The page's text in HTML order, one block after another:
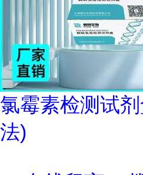
氯霉素检测试
法)